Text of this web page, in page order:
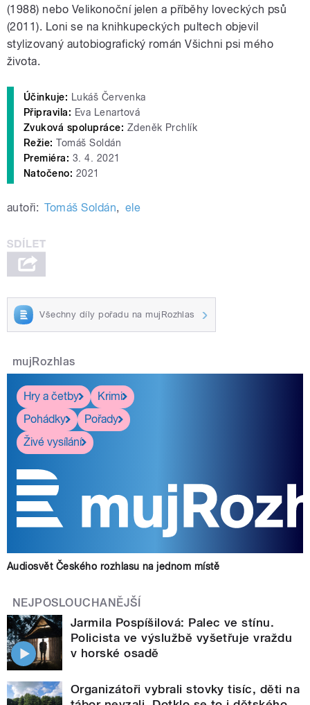
(1988) nebo Velikonoční jelen a příběhy loveckých psů
(2011). Loni se na knihkupeckých pultech objevil
stylizovaný autobiografický román Všichni psi mého
života.
Účinkuje: Lukáš Červenka
Připravila: Eva Lenartová
Zvuková spolupráce: Zdeněk Prchlík
Režie: Tomáš Soldán
Premiéra: 3. 4. 2021
Natočeno: 2021
autoři: Tomáš Soldán, ele
Všechny díly pořadu na mujRozhlas
mujRozhlas
Hry a četby
Krimi
Pohádky
Pořady
Živé vysílání
Audiosvět Českého rozhlasu na jednom místě
NEJPOSLOUCHANĚJŠÍ
Jarmila Pospíšilová: Palec ve stínu.
Policista ve výslužbě vyšetřuje vraždu
v horské osadě
Organizátoři vybrali stovky tisíc, děti na